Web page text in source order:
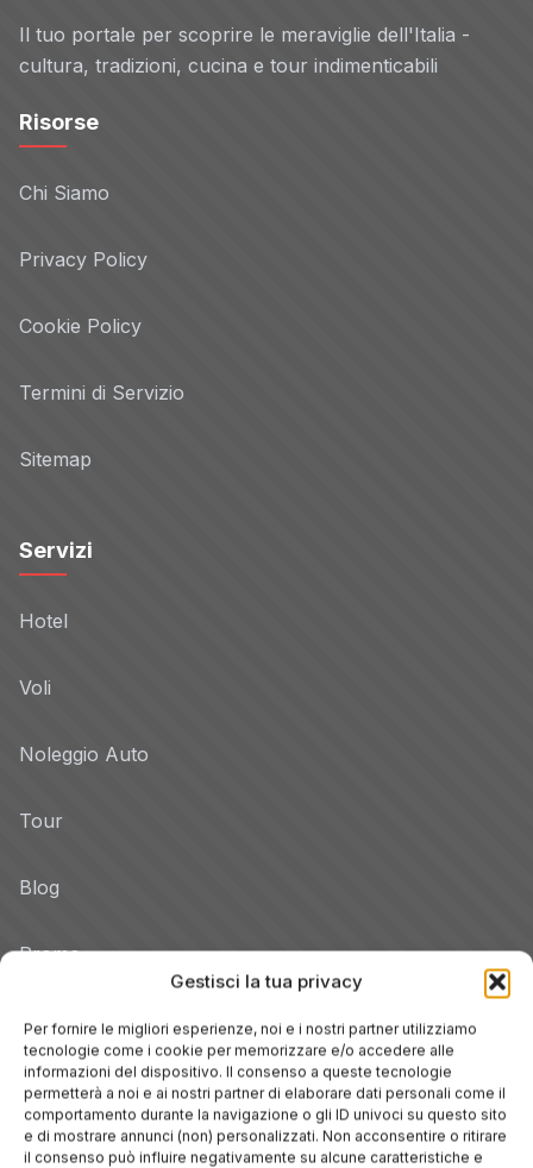
Gestisci la tua privacy
Per fornire le migliori esperienze, noi e i nostri partner utilizziamo
tecnologie come i cookie per memorizzare e/o accedere alle
informazioni del dispositivo. Il consenso a queste tecnologie
permetterà a noi e ai nostri partner di elaborare dati personali come il
comportamento durante la navigazione o gli ID univoci su questo sito
e di mostrare annunci (non) personalizzati. Non acconsentire o ritirare
il consenso può influire negativamente su alcune caratteristiche e
Il tuo portale per scoprire le meraviglie dell'Italia -
cultura, tradizioni, cucina e tour indimenticabili
Risorse
Chi Siamo
Privacy Policy
Cookie Policy
Termini di Servizio
Sitemap
Servizi
Hotel
Voli
Noleggio Auto
Tour
Blog
Promo
Veneto
Toscana